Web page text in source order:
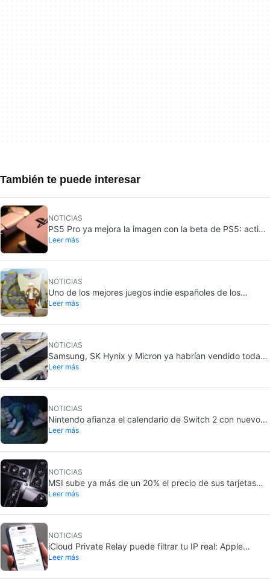
También te puede interesar
NOTICIAS
PS5 Pro ya mejora la imagen con la beta de PS5: activa
PSSR por defecto
Leer más
NOTICIAS
Uno de los mejores juegos indie españoles de los
últimos años está gratis en Steam durante los próximos
Leer más
NOTICIAS
Samsung, SK Hynix y Micron ya habrían vendido toda
su DRAM de 2027: la RAM seguiría cara
Leer más
NOTICIAS
Nintendo afianza el calendario de Switch 2 con nuevos
juegos: subirá 50 dólares en EE. UU.
Leer más
NOTICIAS
MSI sube ya más de un 20% el precio de sus tarjetas
gráficas: no es un caso aislado
Leer más
NOTICIAS
iCloud Private Relay puede filtrar tu IP real: Apple
investiga el fallo
Leer más